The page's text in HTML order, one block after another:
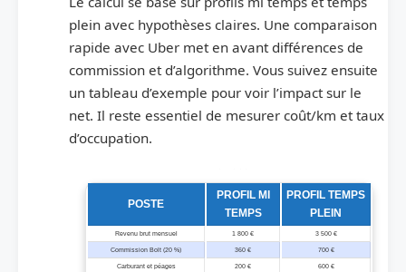
plein avec hypothèses claires. Une comparaison
rapide avec Uber met en avant différences de
commission et d’algorithme. Vous suivez ensuite
un tableau d’exemple pour voir l’impact sur le
net. Il reste essentiel de mesurer coût/km et taux
d’occupation.
POSTE
PROFIL MI
TEMPS
PROFIL TEMPS
PLEIN
Revenu brut mensuel 1 800 € 3 500 €
Commission Bolt (20 %) 360 € 700 €
Carburant et péages 200 € 600 €